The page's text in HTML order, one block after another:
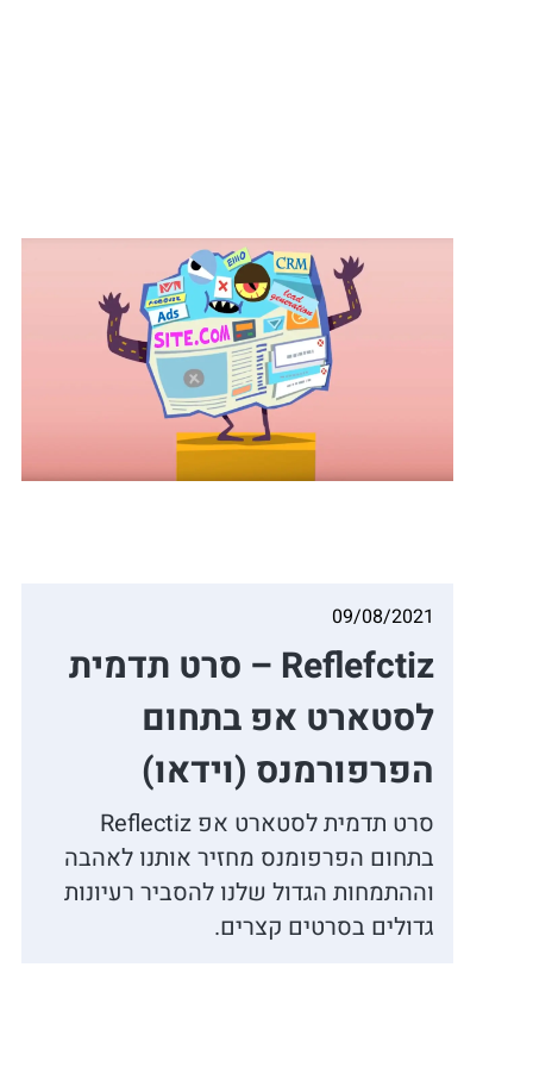
09/08/2021
Reflefctiz – סרט תדמית
לסטארט אפ בתחום
הפרפורמנס (וידאו)
סרט תדמית לסטארט אפ Reflectiz
בתחום הפרפומנס מחזיר אותנו לאהבה
וההתמחות הגדול שלנו להסביר רעיונות
גדולים בסרטים קצרים.